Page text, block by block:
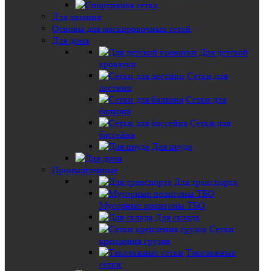
Для лазания
Основы для маскировочных сетей
Для дома
Для детской
кроватки
Сетки для
лестниц
Сетки для
балкона
Сетки для
бассейна
Для пруда
Промышленные
Для транспорта
Мусорные полигоны ТБО
Для склада
Сетки
крепления грузов
Такелажные
сетки